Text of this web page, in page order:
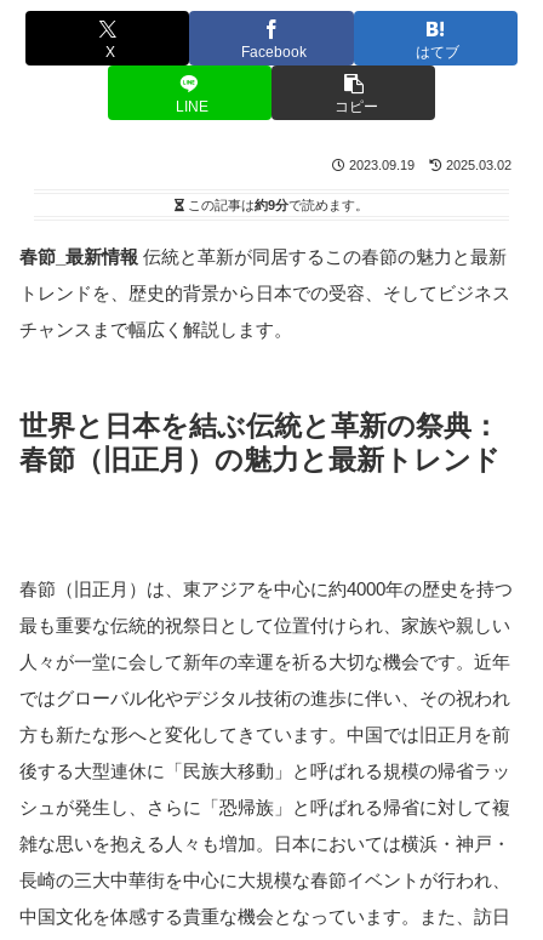
X Facebook はてブ
LINE コピー
2023.09.19 2025.03.02
この記事は約9分で読めます。
春節_最新情報 伝統と革新が同居するこの春節の魅力と最新
トレンドを、歴史的背景から日本での受容、そしてビジネス
チャンスまで幅広く解説します。
世界と日本を結ぶ伝統と革新の祭典：
春節（旧正月）の魅力と最新トレンド
春節（旧正月）は、東アジアを中心に約4000年の歴史を持つ
最も重要な伝統的祝祭日として位置付けられ、家族や親しい
人々が一堂に会して新年の幸運を祈る大切な機会です。近年
ではグローバル化やデジタル技術の進歩に伴い、その祝われ
方も新たな形へと変化してきています。中国では旧正月を前
後する大型連休に「民族大移動」と呼ばれる規模の帰省ラッ
シュが発生し、さらに「恐帰族」と呼ばれる帰省に対して複
雑な思いを抱える人々も増加。日本においては横浜・神戸・
長崎の三大中華街を中心に大規模な春節イベントが行われ、
中国文化を体感する貴重な機会となっています。また、訪日